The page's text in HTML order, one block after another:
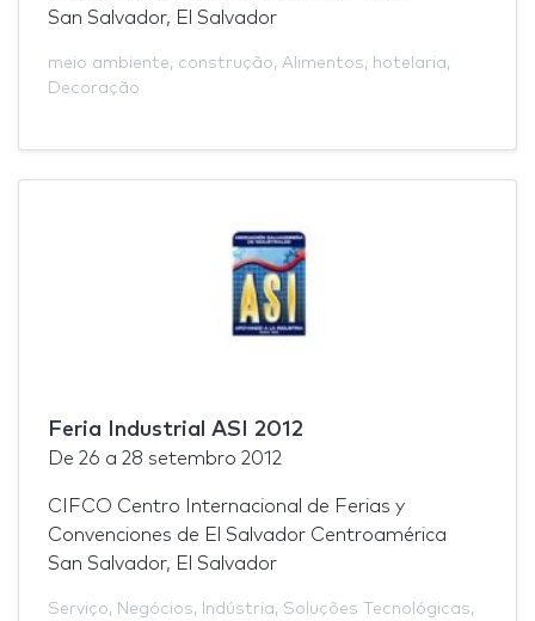
San Salvador, El Salvador
meio ambiente, construção, Alimentos, hotelaria,
Decoração
Feria Industrial ASI 2012
De 26 a 28 setembro 2012
CIFCO Centro Internacional de Ferias y
Convenciones de El Salvador Centroamérica
San Salvador, El Salvador
Serviço, Negócios, Indústria, Soluções Tecnológicas,